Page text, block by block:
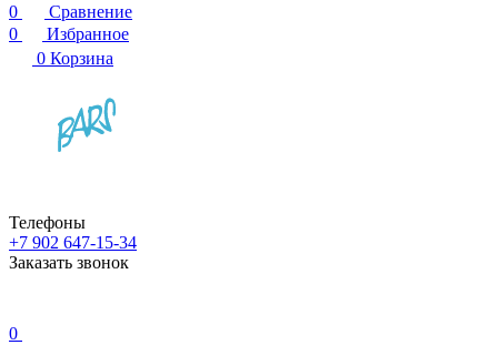
0
Сравнение
0
Избранное
0 Корзина
Телефоны
+7 902 647-15-34
Заказать звонок
0